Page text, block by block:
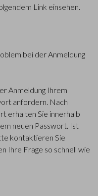
Link einsehen.
bei der Anmeldung
Anmeldung Ihrem
anfordern. Nach
erhalten Sie innerhalb
neuen Passwort. Ist
kontaktieren Sie
Ihre Frage so schnell wie